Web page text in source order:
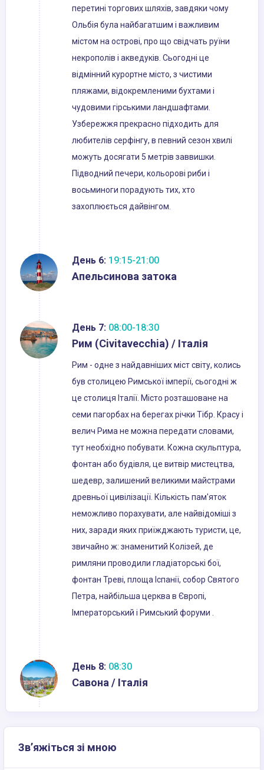
перетині торгових шляхів, завдяки чому
Ольбія була найбагатшим і важливим
містом на острові, про що свідчать руїни
некрополів і акведуків. Сьогодні це
відмінний курортне місто, з чистими
пляжами, відокремленими бухтами і
чудовими гірськими ландшафтами.
Узбережжя прекрасно підходить для
любителів серфінгу, в певний сезон хвилі
можуть досягати 5 метрів заввишки.
Підводний печери, кольорові риби і
восьминоги порадують тих, хто
захоплюється дайвінгом.
День 6: 19:15-21:00
Апельсинова затока
День 7: 08:00-18:30
Рим (Civitavecchia) / Італія
Рим - одне з найдавніших міст світу, колись
був столицею Римської імперії, сьогодні ж
це столиця Італії. Місто розташоване на
семи пагорбах на берегах річки Тібр. Красу і
велич Рима не можна передати словами,
тут необхідно побувати. Кожна скульптура,
фонтан або будівля, це витвір мистецтва,
шедевр, залишений великими майстрами
древньої цивілізації. Кількість пам'яток
неможливо порахувати, але найвідоміші з
них, заради яких приїжджають туристи, це,
звичайно ж: знаменитий Колізей, де
римляни проводили гладіаторські бої,
фонтан Треві, площа Іспанії, собор Святого
Петра, найбільша церква в Європі,
Імператорський і Римський форуми .
День 8: 08:30
Савона / Італія
Зв’яжіться зі мною